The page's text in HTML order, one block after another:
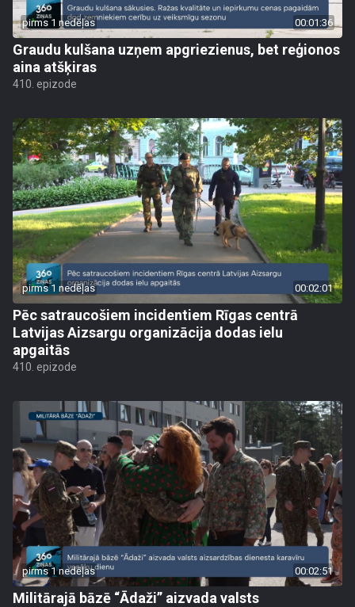
pirms 1 nedēļas 00:01:36
Graudu kulšana uzņem apgriezienus, bet reģionos
aina atšķiras
410. epizode
pirms 1 nedēļas 00:02:01
Pēc satraucošiem incidentiem Rīgas centrā
Latvijas Aizsargu organizācija dodas ielu
apgaitās
410. epizode
pirms 1 nedēļas 00:02:51
Militārajā bāzē “Ādaži” aizvada valsts